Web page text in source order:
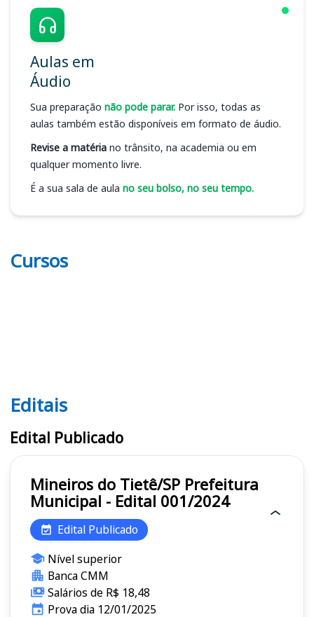
Aulas em
Áudio
Sua preparação não pode parar. Por isso, todas as
aulas também estão disponíveis em formato de áudio.
Revise a matéria no trânsito, na academia ou em
qualquer momento livre.
É a sua sala de aula no seu bolso, no seu tempo.
Cursos
Editais
Editais
Edital Publicado
Mineiros do Tietê/SP Prefeitura
Municipal - Edital 001/2024
Edital Publicado
Nível superior
Banca CMM
Salários de R$ 18,48
Prova dia 12/01/2025